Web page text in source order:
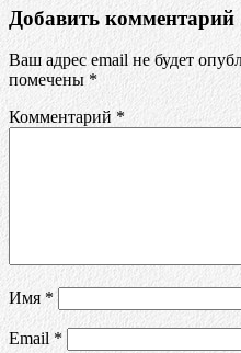
Добавить комментарий
Ваш адрес email не будет
помечены *
Комментарий*
Имя*
Email*